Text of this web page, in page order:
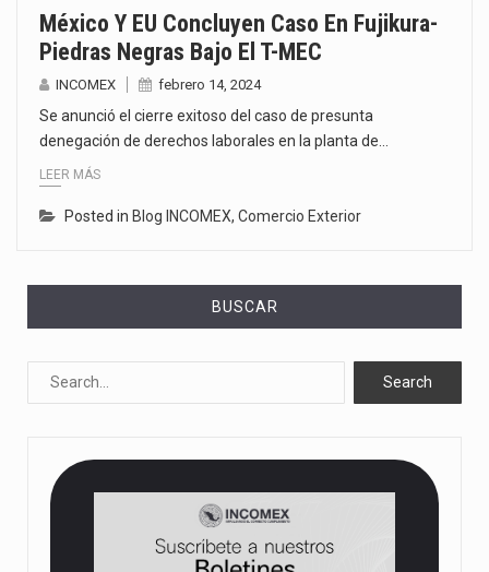
México Y EU Concluyen Caso En Fujikura-
Piedras Negras Bajo El T-MEC
INCOMEX febrero 14, 2024
Se anunció el cierre exitoso del caso de presunta
denegación de derechos laborales en la planta de…
LEER MÁS
Posted in Blog INCOMEX, Comercio Exterior
BUSCAR